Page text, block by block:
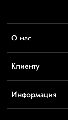
О нас
Клиенту
Информация